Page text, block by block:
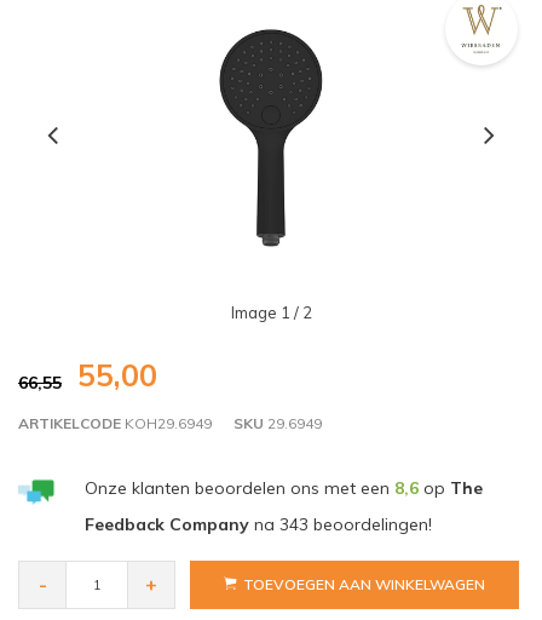
Image 1 / 2
66,55 55,00
ARTIKELCODE KOH29.6949 SKU 29.6949
Onze klanten beoordelen ons met een 8,6op The
Feedback Companyna 343 beoordelingen!
- + TOEVOEGEN AAN WINKELWAGEN